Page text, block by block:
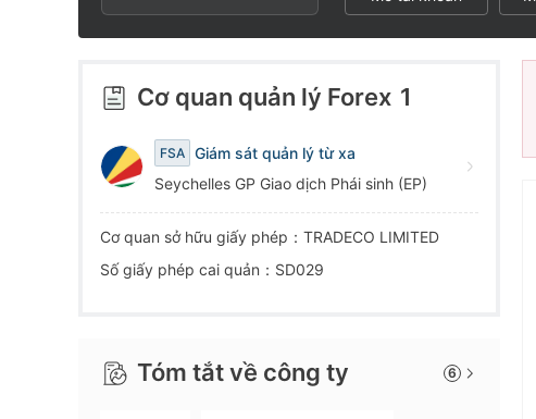
2
3
4
5
6
4
5
6
7
8
Cơ quan quản lý Forex 1
FSA Giám sát quản lý từ xa
Seychelles GP Giao dịch Phái sinh (EP)
Cơ quan sở hữu giấy phép：TRADECO LIMITED
Số giấy phép cai quản：SD029
Tóm tắt về công ty 6